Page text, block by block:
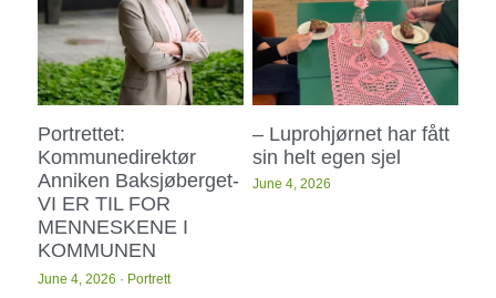
Portrettet:
Kommunedirektør
Anniken Baksjøberget-
VI ER TIL FOR
MENNESKENE I
KOMMUNEN
June 4, 2026 · Portrett
– Luprohjørnet har fått
sin helt egen sjel
June 4, 2026